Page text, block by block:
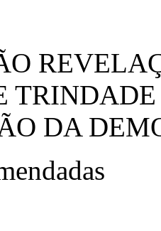
DA